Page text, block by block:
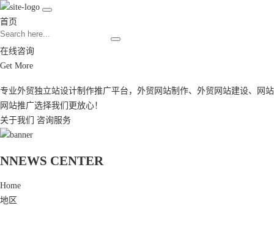
首页
在线咨询
Get More
专业外贸独立站设计制作推广平台， 外贸网站制作、 外贸网站建设、
网站
网站推广选择我们更放心！
关于我们
咨询服务
NNEWS CENTER
Home
地区